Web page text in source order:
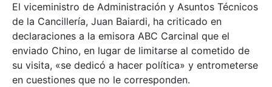
El viceministro de Administración y Asuntos Técnicos
de la Cancillería, Juan Baiardi, ha criticado en
declaraciones a la emisora ABC Carcinal que el
enviado Chino, en lugar de limitarse al cometido de
su visita, «se dedicó a hacer política» y entrometerse
en cuestiones que no le corresponden.